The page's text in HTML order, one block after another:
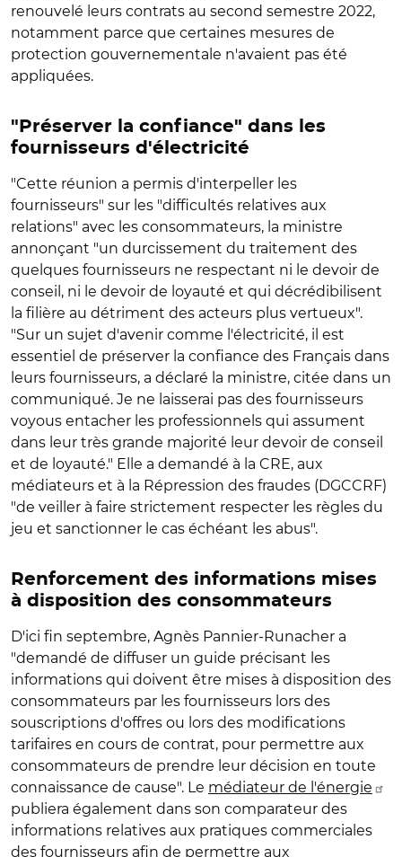
renouvelé leurs contrats au second semestre 2022,
notamment parce que certaines mesures de
protection gouvernementale n'avaient pas été
appliquées.
"Préserver la confiance" dans les
fournisseurs d'électricité
"Cette réunion a permis d'interpeller les
fournisseurs" sur les "difficultés relatives aux
relations" avec les consommateurs, la ministre
annonçant "un durcissement du traitement des
quelques fournisseurs ne respectant ni le devoir de
conseil, ni le devoir de loyauté et qui décrédibilisent
la filière au détriment des acteurs plus vertueux".
"Sur un sujet d'avenir comme l'électricité, il est
essentiel de préserver la confiance des Français dans
leurs fournisseurs, a déclaré la ministre, citée dans un
communiqué. Je ne laisserai pas des fournisseurs
voyous entacher les professionnels qui assument
dans leur très grande majorité leur devoir de conseil
et de loyauté." Elle a demandé à la CRE, aux
médiateurs et à la Répression des fraudes (DGCCRF)
"de veiller à faire strictement respecter les règles du
jeu et sanctionner le cas échéant les abus".
Renforcement des informations mises
à disposition des consommateurs
D'ici fin septembre, Agnès Pannier-Runacher a
"demandé de diffuser un guide précisant les
informations qui doivent être mises à disposition des
consommateurs par les fournisseurs lors des
souscriptions d'offres ou lors des modifications
tarifaires en cours de contrat, pour permettre aux
consommateurs de prendre leur décision en toute
connaissance de cause". Le médiateur de l'énergie
publiera également dans son comparateur des
informations relatives aux pratiques commerciales
des fournisseurs afin de permettre aux